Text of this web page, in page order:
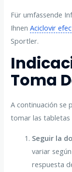
Für umfassende
IhnenAciclovir
Sportler.
Toma
A continuación se
tomar las tabletas
Seguir la
variar
respuesta